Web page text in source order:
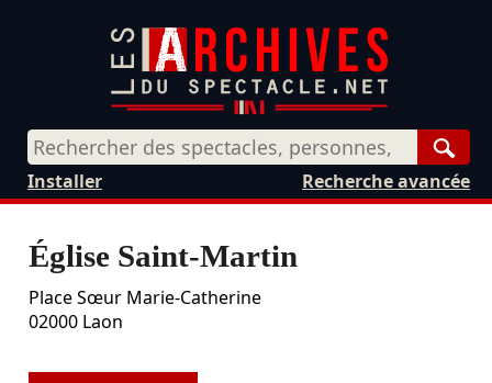
Recherche avancée
Installer
Église Saint-Martin
Place Sœur Marie-Catherine
02000 Laon